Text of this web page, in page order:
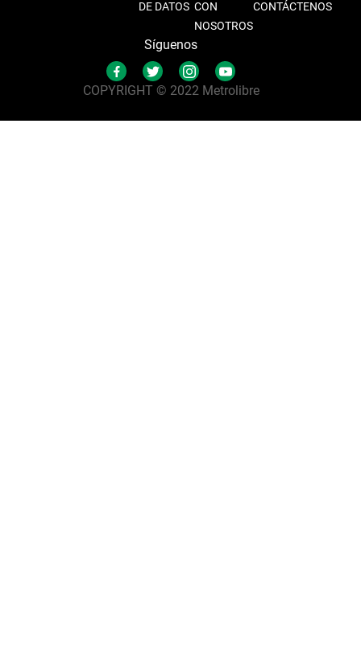
DE DATOS CON
NOSOTROS
CONTÁCTENOS
Síguenos
COPYRIGHT © 2022 Metrolibre